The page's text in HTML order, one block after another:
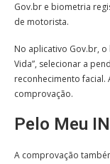
Gov.br e biometria
de motorista.
No aplicativo Gov.br,
Vida”, selecionar a
reconhecimento facial.
comprovação.
Pelo Meu
A comprovação